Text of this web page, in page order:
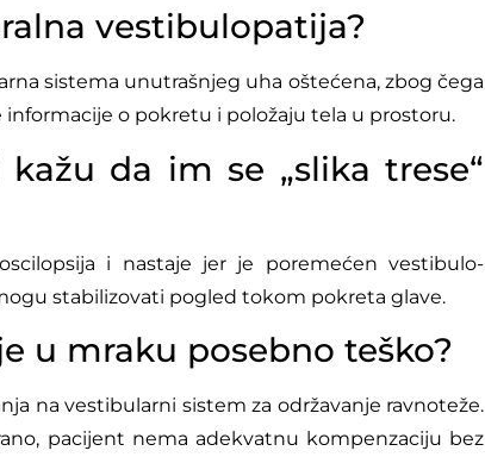
vestibulopatija?
sistema unutrašnjeg uha oštećena, zbog čega
o pokretu i položaju tela u prostoru.
da im se „slika trese“
i nastaje jer je poremećen vestibulo-
stabilizovati pogled tokom pokreta glave.
u mraku posebno teško?
na vestibularni sistem za održavanje ravnoteže.
pacijent nema adekvatnu kompenzaciju bez